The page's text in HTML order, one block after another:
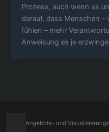
Prozess, auch wenn es
darauf, dass Menschen –
fühlen – mehr
Anweisung es je
Angebots- und